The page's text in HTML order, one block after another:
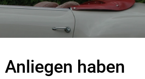
haben